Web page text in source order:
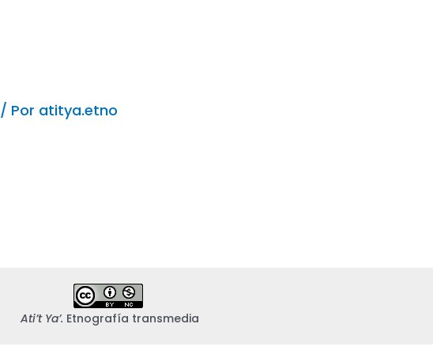
/ Por atitya.etno
Ati’t Ya’. Etnografía transmedia